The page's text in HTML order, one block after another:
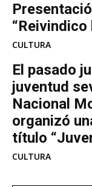
“Reivindico
CULTURA
El pasado
juventud
Nacional
organizó
título
CULTURA